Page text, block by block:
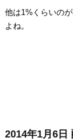
他は1%くらいの
よね。
2014年1月6日